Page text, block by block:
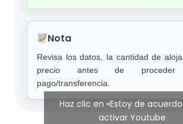
Nota
Revisa los datos, la cantidad de
precio antes de
pago/transferencia.
Haz clic en «Estoy de
activar Youtube